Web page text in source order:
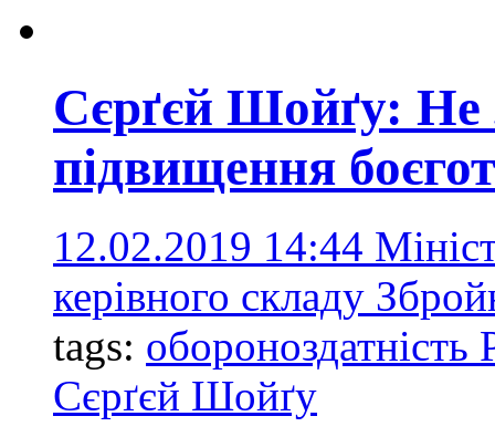
Сєрґєй Шойґу: Не
підвищення
12.02.2019 14:44
керівного складу
tags: обороноздатність
Сєрґєй Шойґу